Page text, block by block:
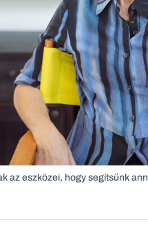
az eszközei, hogy segítsünk